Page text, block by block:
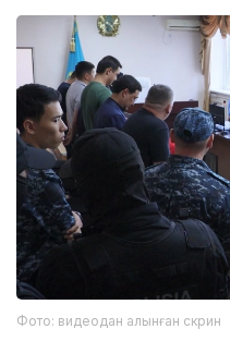
Фото: видеодан алынған скрин